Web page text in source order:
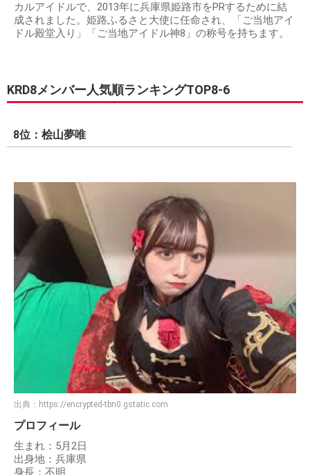
カルアイドルで、2013年に兵庫県姫路市をPRするために結
成されました。姫路ふるさと大使に任命され、「ご当地アイ
ドル殿堂入り」「ご当地アイドル神8」の称号を持ちます。
KRD8メンバー人気順ランキングTOP8-6
8位：桧山夢唯
出典： https://encrypted-tbn0.gstatic.com
プロフィール
生まれ：5月2日
出身地：兵庫県
身長：不明